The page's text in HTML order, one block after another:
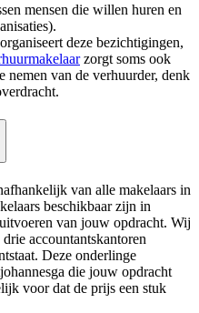
mensen die willen huren en
deze bezichtigingen,
zorgt soms ook
nemen van de verhuurder, denk
van alle makelaars in
beschikbaar zijn in
van jouw opdracht. Wij
accountantskantoren
Deze onderlinge
die jouw opdracht
voor dat de prijs een stuk